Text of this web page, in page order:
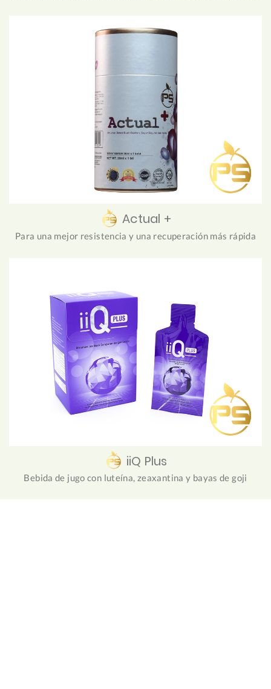
Actual +
Para una mejor resistencia y una recuperación más rápida
iiQ Plus
Bebida de jugo con luteína, zeaxantina y bayas de goji